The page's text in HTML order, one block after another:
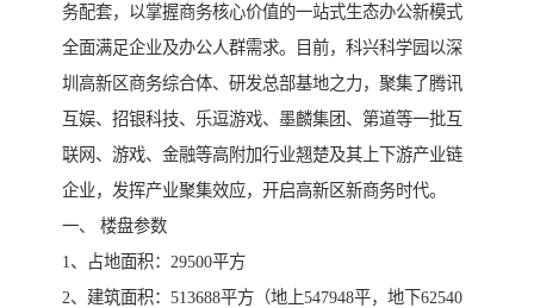
务配套，以掌握商务核心价值的一站式生态办公新模式
全面满足企业及办公人群需求。目前，科兴科学园以深
圳高新区商务综合体、研发总部基地之力，聚集了腾讯
互娱、招银科技、乐逗游戏、墨麟集团、第道等一批互
联网、游戏、金融等高附加行业翘楚及其上下游产业链
企业，发挥产业聚集效应，开启高新区新商务时代。
一、 楼盘参数
1、占地面积：29500平方
2、建筑面积：513688平方（地上547948平，地下62540